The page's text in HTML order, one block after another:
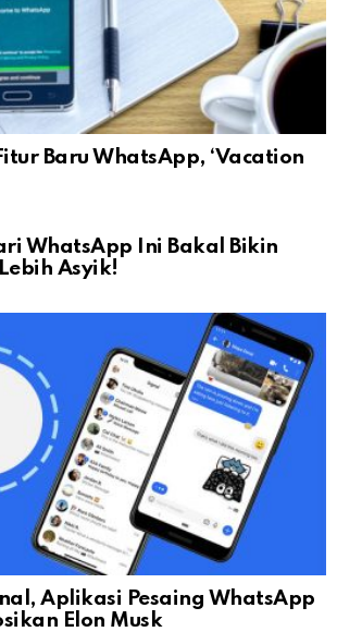
Baru WhatsApp, ‘Vacation
WhatsApp Ini Bakal Bikin
Asyik!
Aplikasi Pesaing WhatsApp
Elon Musk